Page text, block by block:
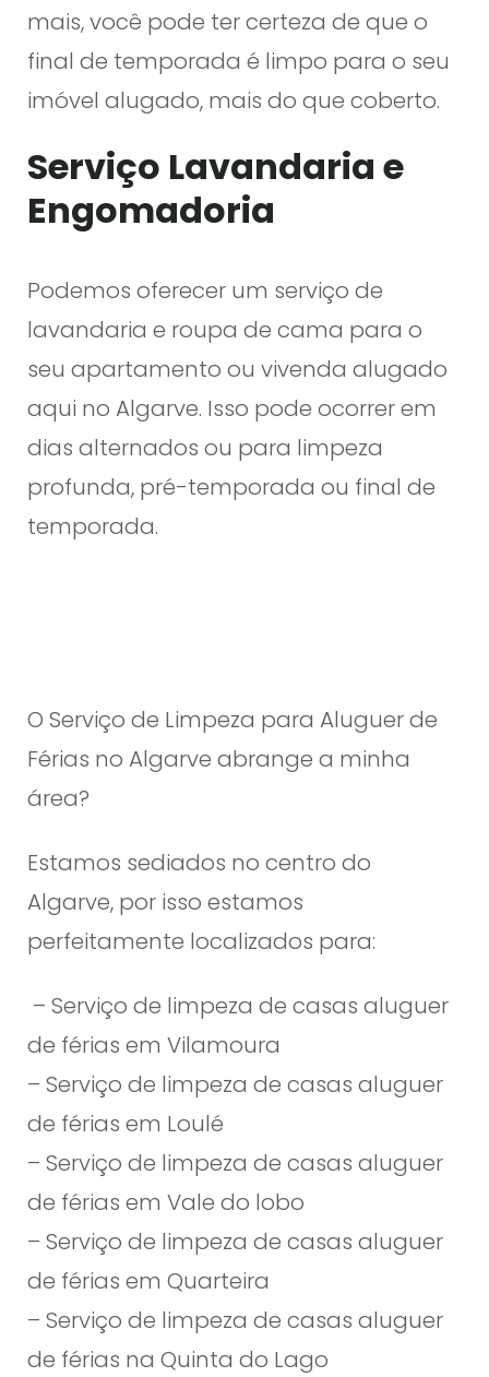
mais, você pode ter certeza de que o
final de temporada é limpo para o seu
imóvel alugado, mais do que coberto.
Serviço Lavandaria e
Engomadoria
Podemos oferecer um serviço de
lavandaria e roupa de cama para o
seu apartamento ou vivenda alugado
aqui no Algarve. Isso pode ocorrer em
dias alternados ou para limpeza
profunda, pré-temporada ou final de
temporada.
O Serviço de Limpeza para Aluguer de
Férias no Algarve abrange a minha
área?
Estamos sediados no centro do
Algarve, por isso estamos
perfeitamente localizados para:
– Serviço de limpeza de casas aluguer
de férias em Vilamoura
– Serviço de limpeza de casas aluguer
de férias em Loulé
– Serviço de limpeza de casas aluguer
de férias em Vale do lobo
– Serviço de limpeza de casas aluguer
de férias em Quarteira
– Serviço de limpeza de casas aluguer
de férias na Quinta do Lago